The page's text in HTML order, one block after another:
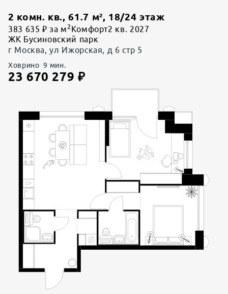
2 комн. кв., 61.7 м², 18/24 этаж
383 635 ₽ за м 2 Комфорт2 кв. 2027
ЖК Бусиновский парк
г Москва, ул Ижорская, д 6 стр 5
Ховрино 9 мин.
23 670 279 ₽